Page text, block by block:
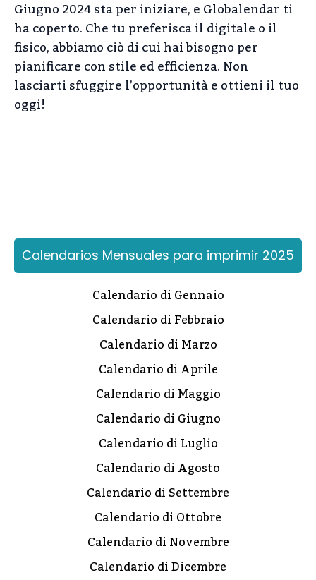
Giugno 2024 sta per iniziare, e Globalendar ti
ha coperto. Che tu preferisca il digitale o il
fisico, abbiamo ciò di cui hai bisogno per
pianificare con stile ed efficienza. Non
lasciarti sfuggire l’opportunità e ottieni il tuo
oggi!
Calendarios Mensuales para imprimir 2025
Calendario di Gennaio
Calendario di Febbraio
Calendario di Marzo
Calendario di Aprile
Calendario di Maggio
Calendario di Giugno
Calendario di Luglio
Calendario di Agosto
Calendario di Settembre
Calendario di Ottobre
Calendario di Novembre
Calendario di Dicembre